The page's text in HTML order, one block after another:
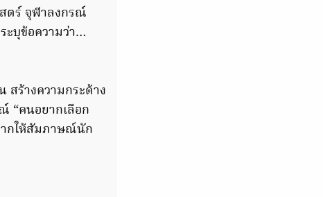
ตร์ จุฬาลงกรณ์
ะบุข้อความว่า…
สร้างความกระด้าง
“คนอยากเลือก
ากให้สัมภาษณ์นัก